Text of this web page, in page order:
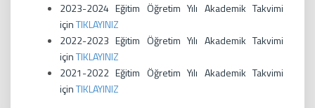
2023-2024 Eğitim Öğretim Yılı Akademik Takvimi
içinTIKLAYINIZ
2022-2023 Eğitim Öğretim Yılı Akademik Takvimi
içinTIKLAYINIZ
2021-2022 Eğitim Öğretim Yılı Akademik Takvimi
içinTIKLAYINIZ